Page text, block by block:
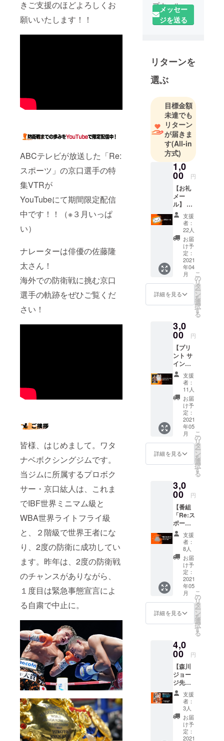
きご支援のほどよろしくお
願いいたします！！
ABCテレビが放送した「Re:
スポーツ」の京口選手の特
集VTRが
YouTubeにて期間限定配信
中です！！（※３月いっぱ
い）
ナレーターは俳優の佐藤隆
太さん！
海外での防衛戦に挑む京口
選手の軌跡をぜひご覧くだ
さい！
皆様、はじめまして。ワタ
ナベボクシングジムです。
当ジムに所属するプロボク
サー・京口紘人は、これま
でIBF世界ミニマム級と
WBA世界ライトフライ級
と、２階級で世界王者にな
り、2度の防衛に成功してい
ます。昨年は、2度の防衛戦
のチャンスがありながら、
１度目は緊急事態宣言によ
る自粛で中止に。
プホール
ディングス
と共に、若
マイナース
なる普及を
「Cheerding
（チアディ
ング）」プ
ロジェクト
を実施して
います。
Cheerdingプ
ロジェクト
とは、普段
観戦する機
会の少ない
スポーツ
や、若手ア
スリートの
応援を通し
て、その想
いや声援 を
選手やチー
ムに還元す
的に、挑戦
する人を応
援し、寄り
添うプロ
ジェクトで
す。またプ
ロジェクト
と連携し
て、朝日放
送テレビ
（関西ロー
カル）にて
新番組がス
スポーツ」
（2021年1月
11日～3月29
日／毎週月
曜深夜OA予
定）
メッセー
ジを送る
リターンを
選ぶ
目標金額
未達でも
リターン
が届きま
す(All-in
方式)
1,0
00 円
【お礼
メー
ル】 京
口選手
から感
謝の
メール
を送ら
せてい
ただき
ます。
支援
者：
22人
お届
け予
定：
2021
年04
月
詳細を見る
こ
の
リ
タ
ー
ン
を
選
択
す
る
3,0
00 円
【プリ
ント サ
イン入
りポス
トカー
ド】 ・
京口選
手のプ
リント
サイン
入り（1
枚） ※
写真と
実際の
商品は
異なる
ござい
ます。
※サイン
は印刷
された
もので
あり、
直筆サ
インで
はござ
いませ
ん。 ※
受注生
産のた
め、お
届けに
お時間
ご支援
確定後
の返
金・
キャン
セル・
交換
は、対
応いた
しかね
ますの
で、何
支援
者：
11人
お届
け予
定：
2021
年05
月
詳細を見る
こ
の
リ
タ
ー
ン
を
選
択
す
る
3,0
00 円
【番組
「Re:ス
ポー
ツ」オ
リジナ
ルグッ
ズ】 ・
番組オ
リジナ
ル・
エッチ
ングク
リップ
12種
12の競
技をイ
にした
エッチ
ングク
リップ
個
数：各
種1個、
合計12
個 ・お
礼メー
組HP
支援
者：
8人
お届
け予
定：
2021
年05
月
詳細を見る
こ
の
リ
タ
ー
ン
を
選
択
す
る
4,0
00 円
【森川
ジョー
ジ先生
描き下
ろし限
定ス
テッ
カー】
クラウ
ドファ
支援
者：
3人
お届
け予
定：
2021